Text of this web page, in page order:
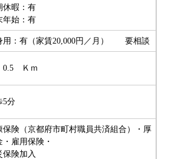
暇：有
始：有
：有（家賃20,000円／月） 要相談
Ｋｍ
分
険（京都府市町村職員共済組合）・厚
・雇用保険・
険加入